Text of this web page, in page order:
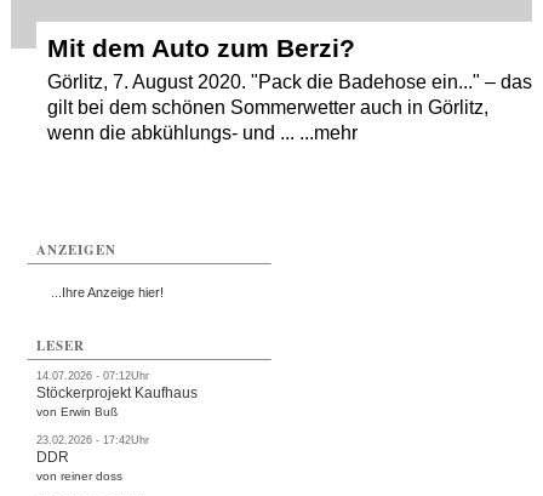
Mit dem Auto zum Berzi?
Görlitz, 7. August 2020. "Pack die Badehose ein..." – das
gilt bei dem schönen Sommerwetter auch in Görlitz,
wenn die abkühlungs- und ... ...mehr
ANZEIGEN
...Ihre Anzeige hier!
LESER
14.07.2026 - 07:12Uhr
Stöckerprojekt Kaufhaus
von Erwin Buß
23.02.2026 - 17:42Uhr
DDR
von reiner doss